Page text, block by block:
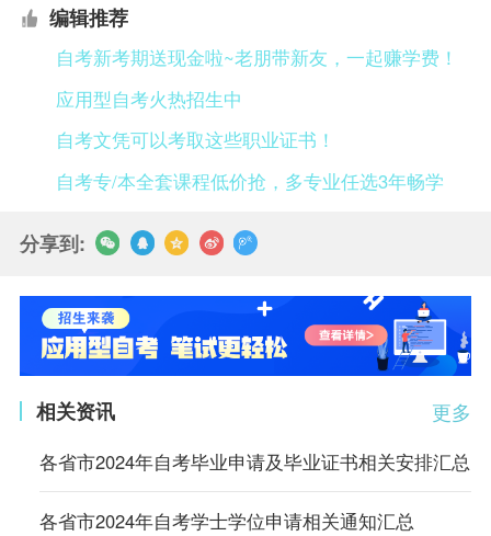
编辑推荐
自考新考期送现金啦~老朋带新友，一起赚学费！
应用型自考火热招生中
自考文凭可以考取这些职业证书！
自考专/本全套课程低价抢，多专业任选3年畅学
分享到:
更多
相关资讯
各省市2024年自考毕业申请及毕业证书相关安排汇总
各省市2024年自考学士学位申请相关通知汇总